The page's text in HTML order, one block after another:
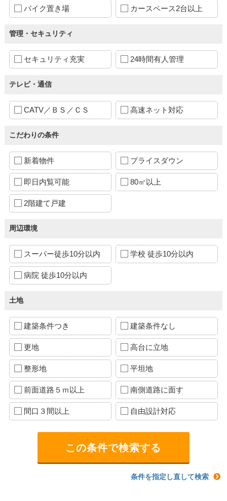
バイク置き場 カースペース2台以上
管理・セキュリティ
セキュリティ充実 24時間有人管理
テレビ・通信
CATV／ＢＳ／ＣＳ 高速ネット対応
こだわりの条件
新着物件 プライスダウン
即日内覧可能 80㎡以上
2階建て戸建
周辺環境
スーパー徒歩10分以内 学校 徒歩10分以内
病院 徒歩10分以内
土地
建築条件つき 建築条件なし
更地 高台に立地
整形地 平坦地
前面道路５ｍ以上 南側道路に面す
間口３間以上 自由設計対応
条件を指定し直して検索